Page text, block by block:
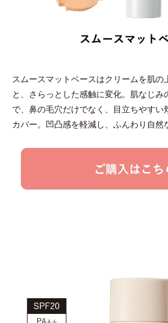
スムースマットベースはクリームを肌の
と、さらっとした感触に変化。肌なじみ
で、鼻の毛穴だけでなく、目立ちやす
カバー。凹凸感を軽減し、ふんわり自然